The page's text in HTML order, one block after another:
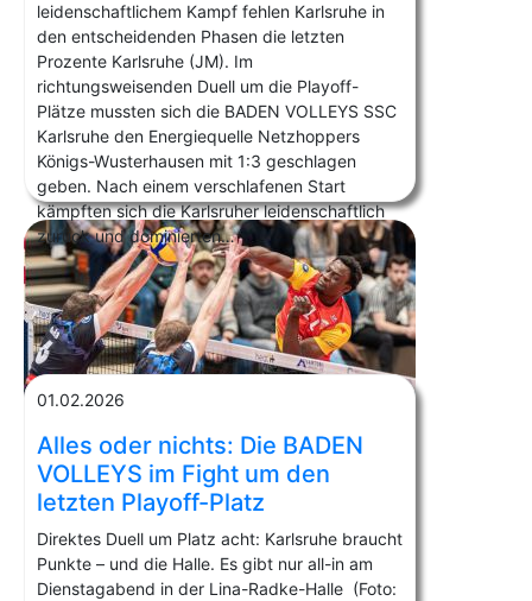
leidenschaftlichem Kampf fehlen Karlsruhe in
den entscheidenden Phasen die letzten
Prozente Karlsruhe (JM). Im
richtungsweisenden Duell um die Playoff-
Plätze mussten sich die BADEN VOLLEYS SSC
Karlsruhe den Energiequelle Netzhoppers
Königs-Wusterhausen mit 1:3 geschlagen
geben. Nach einem verschlafenen Start
kämpften sich die Karlsruher leidenschaftlich
zurück und dominierten…
01.02.2026
Alles oder nichts: Die BADEN
VOLLEYS im Fight um den
letzten Playoff-Platz
Direktes Duell um Platz acht: Karlsruhe braucht
Punkte – und die Halle. Es gibt nur all-in am
Dienstagabend in der Lina-Radke-Halle (Foto: